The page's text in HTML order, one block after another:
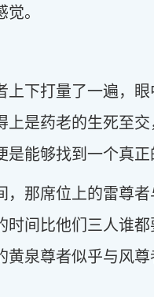
。
上下打量了一遍，
上是药老的生死至
能够找到一个真正
，那席位上的雷尊
时间比他们三人谁
泉尊者似乎与风